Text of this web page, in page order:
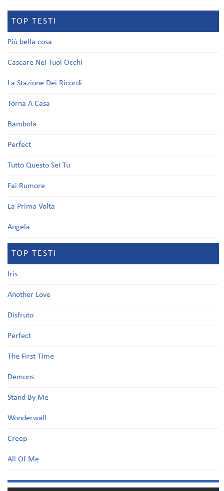
TOP TESTI
Più bella cosa
Cascare Nei Tuoi Occhi
La Stazione Dei Ricordi
Torna A Casa
Bambola
Perfect
Tutto Questo Sei Tu
Fai Rumore
La Prima Volta
Angela
TOP TESTI
Iris
Another Love
Disfruto
Perfect
The First Time
Demons
Stand By Me
Wonderwall
Creep
All Of Me